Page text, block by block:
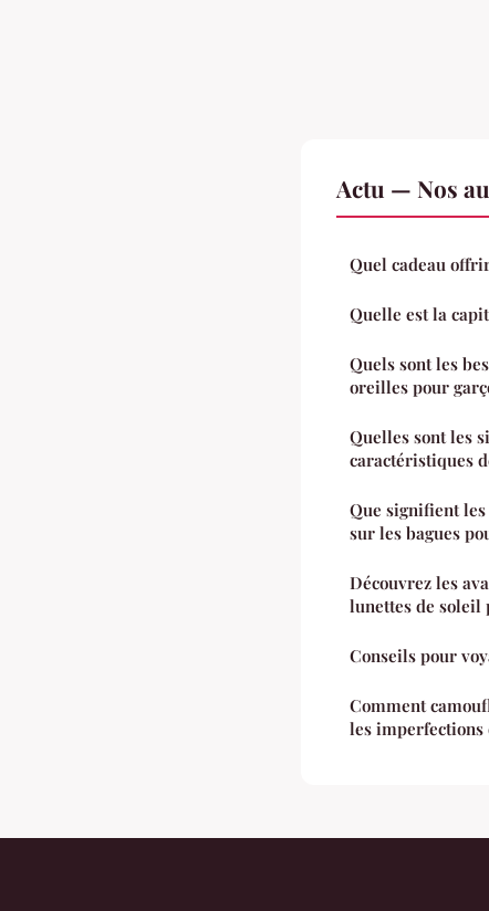
Actu — Nos
Quel cadeau
Quelle est la
Quels sont les
oreilles pour
Quelles sont les
caractéristiques
Que signifient
sur les bagues
Découvrez les
lunettes de soleil
Conseils pour
Comment
les imperfections